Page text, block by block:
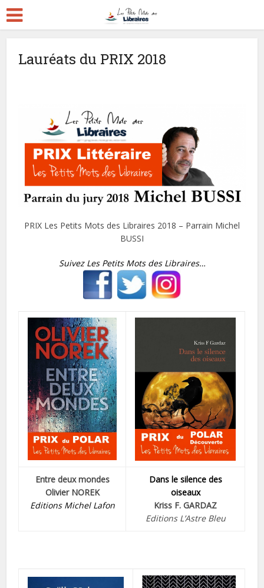
Lauréats du PRIX 2018
PRIX Les Petits Mots des Libraires 2018 – Parrain Michel
BUSSI
Suivez Les Petits Mots des Libraires…
Entre deux mondes
Olivier NOREK
Editions Michel Lafon
Dans le silence des
oiseaux
Kriss F. GARDAZ
Editions L’Astre Bleu